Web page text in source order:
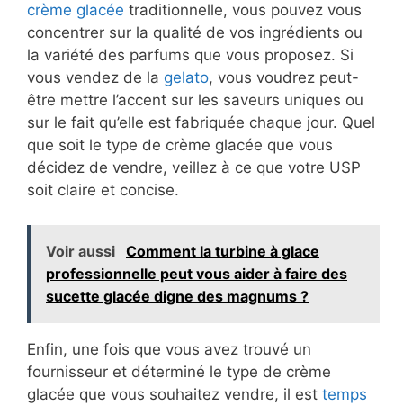
crème glacée traditionnelle, vous pouvez vous
concentrer sur la qualité de vos ingrédients ou
la variété des parfums que vous proposez. Si
vous vendez de la gelato, vous voudrez peut-
être mettre l’accent sur les saveurs uniques ou
sur le fait qu’elle est fabriquée chaque jour. Quel
que soit le type de crème glacée que vous
décidez de vendre, veillez à ce que votre USP
soit claire et concise.
Voir aussi Comment la turbine à glace
professionnelle peut vous aider à faire des
sucette glacée digne des magnums ?
Enfin, une fois que vous avez trouvé un
fournisseur et déterminé le type de crème
glacée que vous souhaitez vendre, il est temps